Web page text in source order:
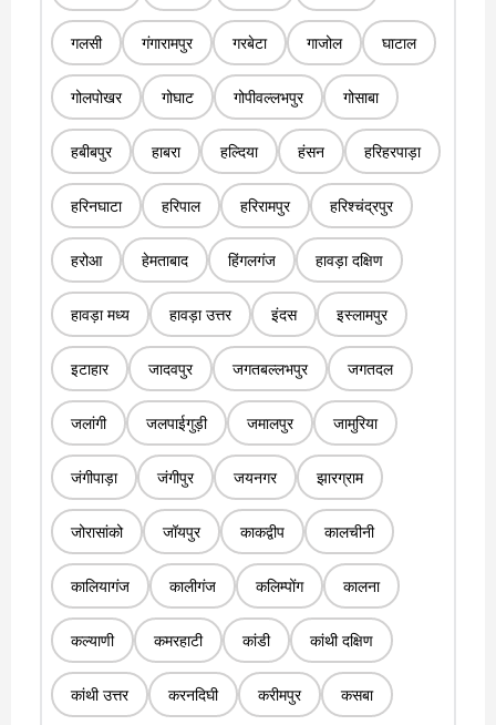
गलसी गंगारामपुर गरबेटा गाजोल घाटाल
गोलपोखर गोघाट गोपीवल्लभपुर गोसाबा
हबीबपुर हाबरा हल्दिया हंसन हरिहरपाड़ा
हरिनघाटा हरिपाल हरिरामपुर हरिश्चंद्रपुर
हरोआ हेमताबाद हिंगलगंज हावड़ा दक्षिण
हावड़ा मध्य हावड़ा उत्तर इंदस इस्लामपुर
इटाहार जादवपुर जगतबल्लभपुर जगतदल
जलांगी जलपाईगुड़ी जमालपुर जामुरिया
जंगीपाड़ा जंगीपुर जयनगर झारग्राम
जोरासांको जॉयपुर काकद्वीप कालचीनी
कालियागंज कालीगंज कलिम्पोंग कालना
कल्याणी कमरहाटी कांडी कांथी दक्षिण
कांथी उत्तर करनदिघी करीमपुर कसबा